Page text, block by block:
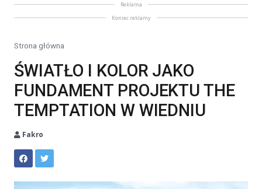
Reklama
Koniec reklamy
Strona główna
ŚWIATŁO I KOLOR JAKO
FUNDAMENT PROJEKTU THE
TEMPTATION W WIEDNIU
Fakro